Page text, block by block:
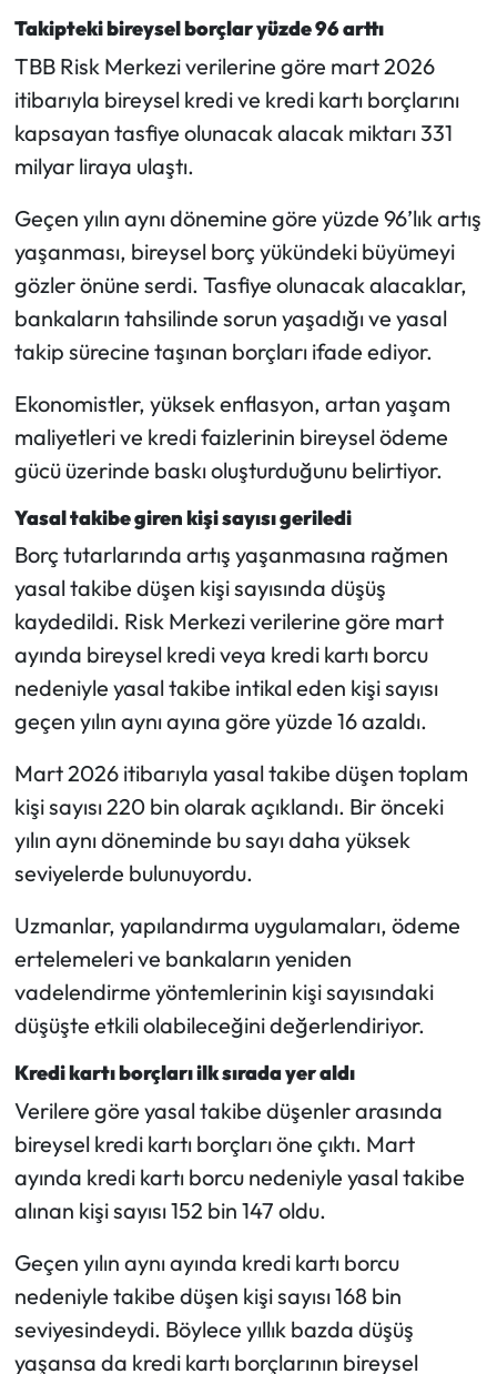
Takipteki bireysel borçlar yüzde 96 arttı
TBB Risk Merkezi verilerine göre mart 2026
itibarıyla bireysel kredi ve kredi kartı borçlarını
kapsayan tasfiye olunacak alacak miktarı 331
milyar liraya ulaştı.
Geçen yılın aynı dönemine göre yüzde 96’lık artış
yaşanması, bireysel borç yükündeki büyümeyi
gözler önüne serdi. Tasfiye olunacak alacaklar,
bankaların tahsilinde sorun yaşadığı ve yasal
takip sürecine taşınan borçları ifade ediyor.
Ekonomistler, yüksek enflasyon, artan yaşam
maliyetleri ve kredi faizlerinin bireysel ödeme
gücü üzerinde baskı oluşturduğunu belirtiyor.
Yasal takibe giren kişi sayısı geriledi
Borç tutarlarında artış yaşanmasına rağmen
yasal takibe düşen kişi sayısında düşüş
kaydedildi. Risk Merkezi verilerine göre mart
ayında bireysel kredi veya kredi kartı borcu
nedeniyle yasal takibe intikal eden kişi sayısı
geçen yılın aynı ayına göre yüzde 16 azaldı.
Mart 2026 itibarıyla yasal takibe düşen toplam
kişi sayısı 220 bin olarak açıklandı. Bir önceki
yılın aynı döneminde bu sayı daha yüksek
seviyelerde bulunuyordu.
Uzmanlar, yapılandırma uygulamaları, ödeme
ertelemeleri ve bankaların yeniden
vadelendirme yöntemlerinin kişi sayısındaki
düşüşte etkili olabileceğini değerlendiriyor.
Kredi kartı borçları ilk sırada yer aldı
Verilere göre yasal takibe düşenler arasında
bireysel kredi kartı borçları öne çıktı. Mart
ayında kredi kartı borcu nedeniyle yasal takibe
alınan kişi sayısı 152 bin 147 oldu.
Geçen yılın aynı ayında kredi kartı borcu
nedeniyle takibe düşen kişi sayısı 168 bin
seviyesindeydi. Böylece yıllık bazda düşüş
yaşansa da kredi kartı borçlarının bireysel
Spor
Sungurlu Haberleri
Turizm
Uğurludağ Haberleri
Yaşam
Yayla Haber
Yemek Tarifleri
Yerel Haberler